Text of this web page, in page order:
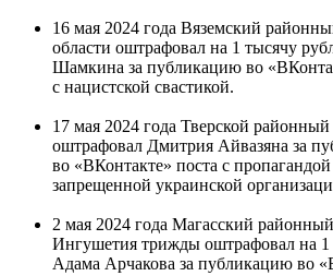
16 мая 2024 года Вяземский
области оштрафовал на 1 тысячу
Шамкина за публикацию во
с нацистской свастикой.
17 мая 2024 года Тверской
оштрафовал Дмитрия Айвазяна за
во «ВКонтакте» поста с пропагандой
запрещенной украинской
2 мая 2024 года Магасский
Ингушетия трижды оштрафовал на 1
Адама Арчакова за публикацию во